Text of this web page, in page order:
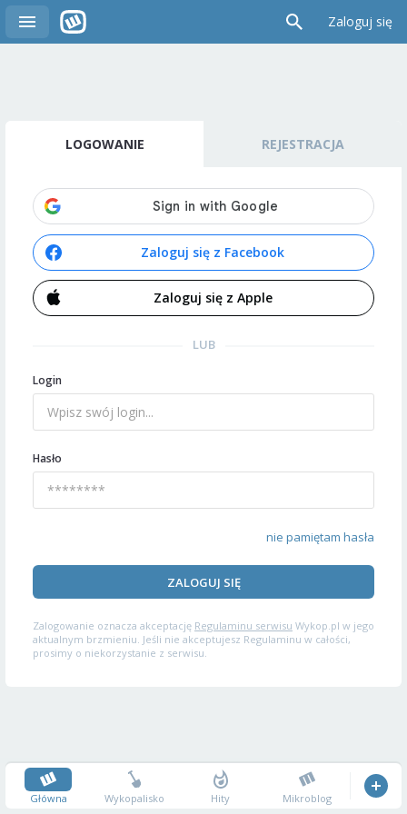
Zaloguj się
LOGOWANIE REJESTRACJA
Zaloguj się z Facebook
Zaloguj się z Apple
LUB
Login
Hasło
nie pamiętam hasła
ZALOGUJ SIĘ
Zalogowanie oznacza akceptację Regulaminu serwisu Wykop.pl w jego
aktualnym brzmieniu. Jeśli nie akceptujesz Regulaminu w całości,
prosimy o niekorzystanie z serwisu.
Główna Wykopalisko Hity Mikroblog